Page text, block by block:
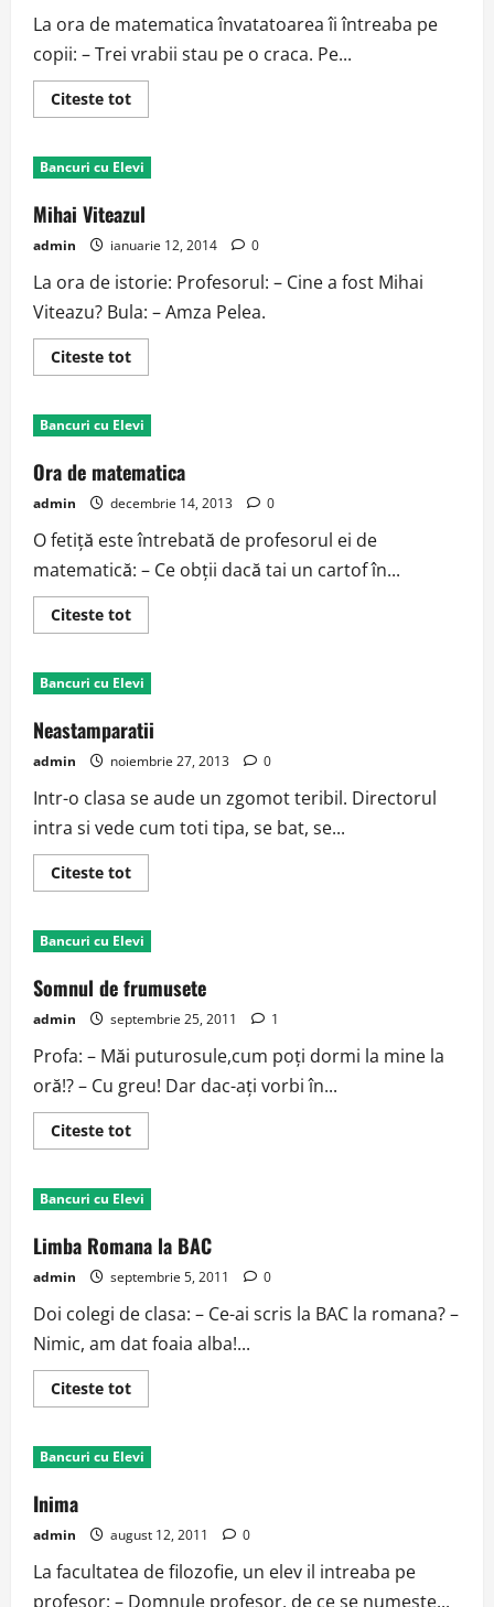
La ora de matematica învatatoarea îi întreaba pe
copii: – Trei vrabii stau pe o craca. Pe...
Citeste totRead
more
Bancuri cu Elevi
Mihai Viteazul
admin ianuarie 12, 2014 0
La ora de istorie: Profesorul: – Cine a fost Mihai
Viteazu? Bula: – Amza Pelea.
Citeste totRead
more
Viteazul
Bancuri cu Elevi
Ora de matematica
admin decembrie 14, 2013 0
O fetiţă este întrebată de profesorul ei de
matematică: – Ce obţii dacă tai un cartof în...
Citeste totRead
more
de
matematica
Bancuri cu Elevi
Neastamparatii
admin noiembrie 27, 2013 0
Intr-o clasa se aude un zgomot teribil. Directorul
intra si vede cum toti tipa, se bat, se...
Citeste totRead
more
Bancuri cu Elevi
Somnul de frumusete
admin septembrie 25, 2011 1
Profa: – Măi puturosule,cum poți dormi la mine la
oră!? – Cu greu! Dar dac-ați vorbi în...
Citeste totRead
more
de
frumusete
Bancuri cu Elevi
Limba Romana la BAC
admin septembrie 5, 2011 0
Doi colegi de clasa: – Ce-ai scris la BAC la romana? –
Nimic, am dat foaia alba!...
Citeste totRead
more
Romana
la
Bancuri cu Elevi
Inima
admin august 12, 2011 0
La facultatea de filozofie, un elev il intreaba pe
profesor: – Domnule profesor, de ce se numeste...